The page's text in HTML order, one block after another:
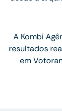
A Kombi
resultados
em